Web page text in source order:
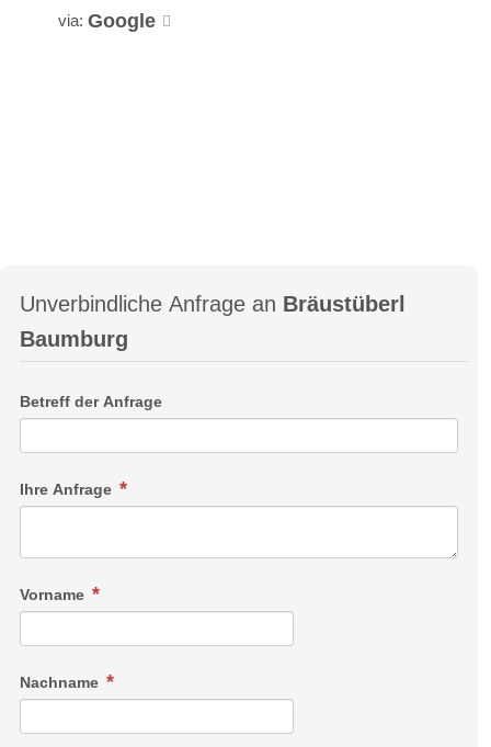
via: Google
Unverbindliche Anfrage an Bräustüberl
Baumburg
Betreff der Anfrage
Ihre Anfrage
Vorname
Nachname